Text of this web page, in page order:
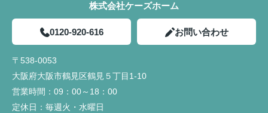
株式会社ケーズホーム
0120-920-616 お問い合わせ
〒538-0053
大阪府大阪市鶴見区鶴見５丁目1-10
営業時間： 09：00～18：00
定休日： 毎週火・水曜日